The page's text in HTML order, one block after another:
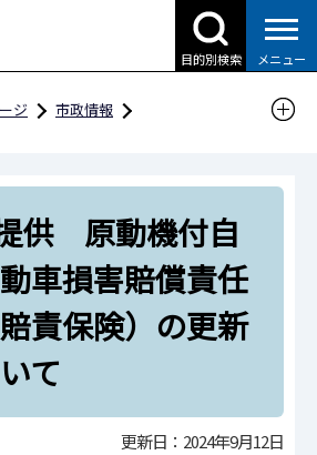
目的別検索 メニュー
ジ
市政情報
資料
過去の報道提供資料
令和6年9月
提供 原動機付自転車の自動車損害賠
（自賠責保険）の更新漏れについて
供 原動機付自
車損害賠償責任
責保険）の更新
て
更新日：2024年9月12日